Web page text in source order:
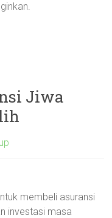
Jiwa
membeli asuransi
investasi masa